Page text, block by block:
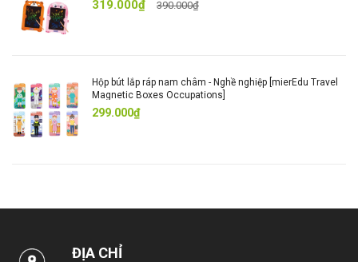
319.000₫ 390.000₫
Hộp bút lắp ráp nam châm - Nghề nghiệp [mierEdu Travel
Magnetic Boxes Occupations]
299.000₫
ĐỊA CHỈ